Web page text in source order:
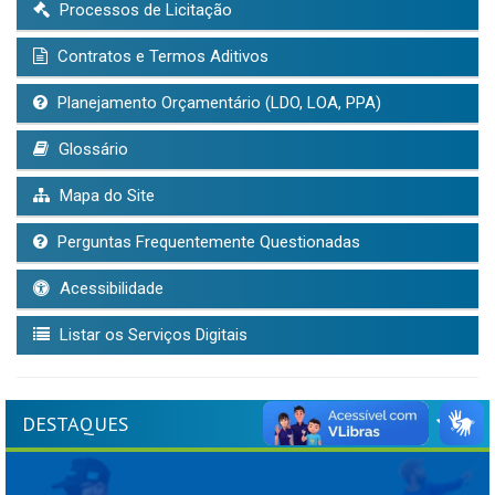
Processos de Licitação
Contratos e Termos Aditivos
Planejamento Orçamentário (LDO, LOA, PPA)
Glossário
Mapa do Site
Perguntas Frequentemente Questionadas
Acessibilidade
Listar os Serviços Digitais
DESTAQUES